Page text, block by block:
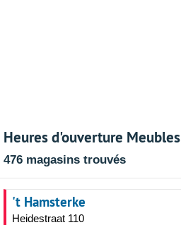
Heures d'ouverture Meubles
476 magasins trouvés
't Hamsterke
Heidestraat 110